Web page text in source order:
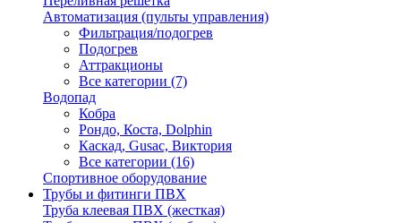
Автоматизация (пульты управления)
Фильтрация/подогрев
Подогрев
Аттракционы
Все категории (7)
Водопад
Кобра
Рондо, Коста, Dolphin
Каскад, Gusac, Виктория
Все категории (16)
Спортивное оборудование
Трубы и фитинги ПВХ
Труба клеевая ПВХ (жесткая)